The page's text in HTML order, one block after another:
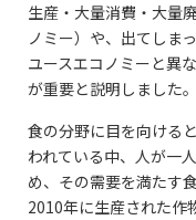
生産・大量消費・大量
ノミー）や、出てしま
ユースエコノミーと異
が重要と説明しました。
食の分野に目を向ける
われている中、人が一
め、その需要を満たす
2010年に生産された作